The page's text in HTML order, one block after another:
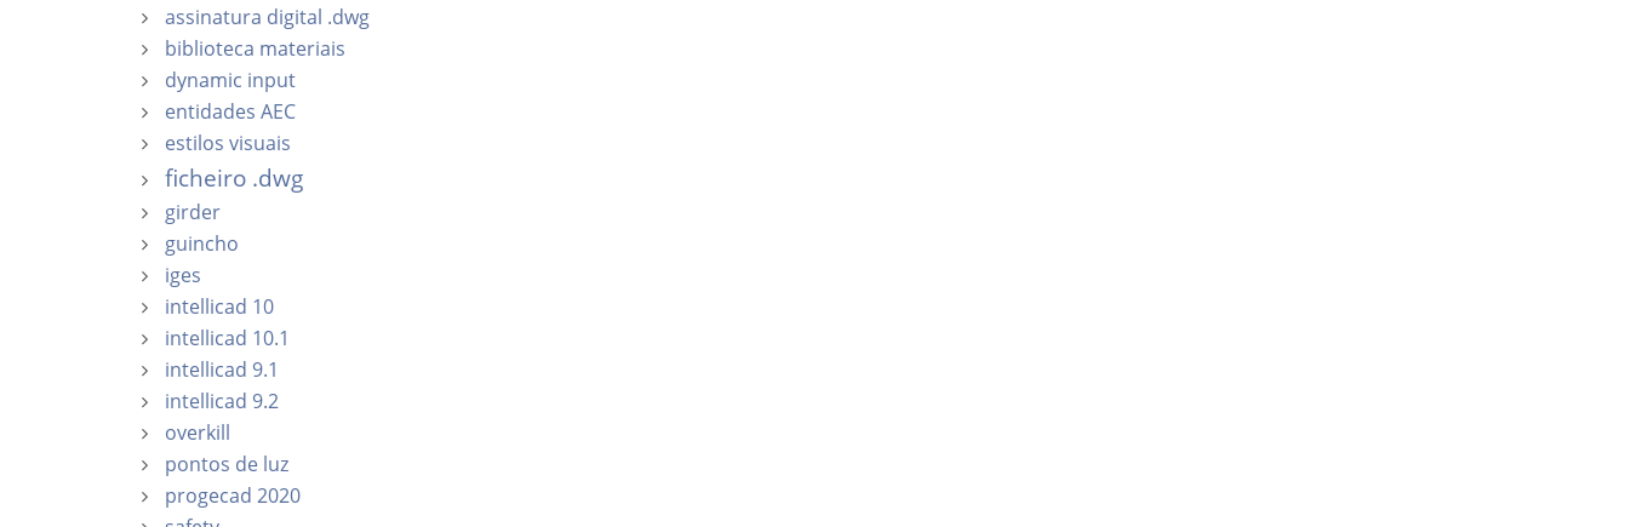
assinatura digital .dwg
biblioteca materiais
dynamic input
entidades AEC
estilos visuais
ficheiro .dwg
girder
guincho
iges
intellicad 10
intellicad 10.1
intellicad 9.1
intellicad 9.2
overkill
pontos de luz
progecad 2020